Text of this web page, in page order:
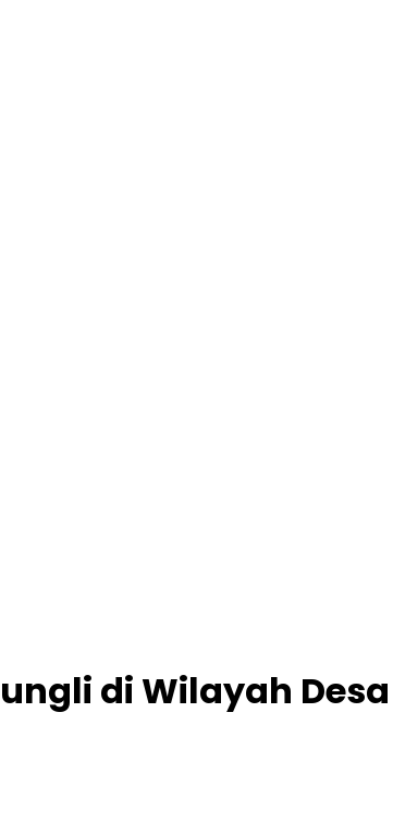
di Wilayah